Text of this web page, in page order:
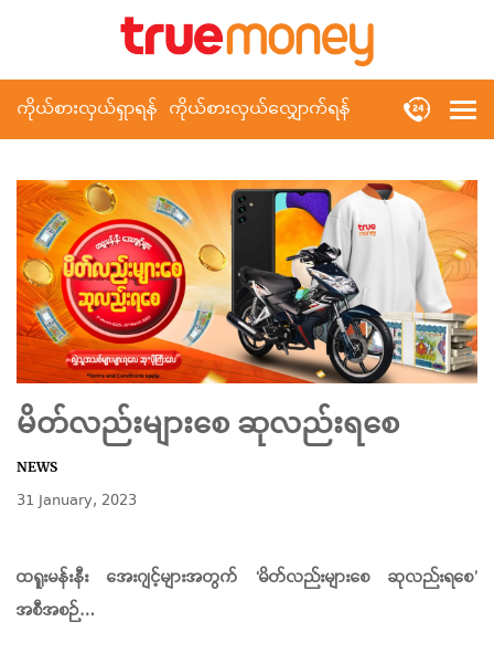
ကိုယ်စားလှယ်ရှာရန် ကိုယ်စားလှယ်လျှောက်ရန်
မိတ်လည်းများစေ ဆုလည်းရစေ
NEWS
31 January, 2023
ထရူးမန်းနီး အေးဂျင့်များအတွက် ‘မိတ်လည်းများစေ ဆုလည်းရစေ’
အစီအစဉ်…